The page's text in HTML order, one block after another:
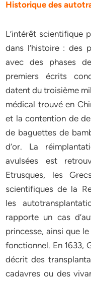
Historique des
L’intérêt scientifique
dans l’histoire : des
avec des phases
premiers écrits
datent du troisième
médical trouvé en
et la contention de
de baguettes de
d’or. La
avulsées est
Etrusques, les
scientifiques de la
les
rapporte un cas
princesse, ainsi que
fonctionnel. En 1633,
décrit des
cadavres ou des